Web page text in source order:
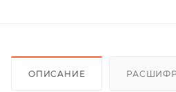
ОПИСАНИЕ